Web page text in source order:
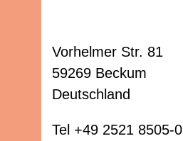
Vorhelmer Str. 81
59269 Beckum
Deutschland
Tel +49 2521 8505-0